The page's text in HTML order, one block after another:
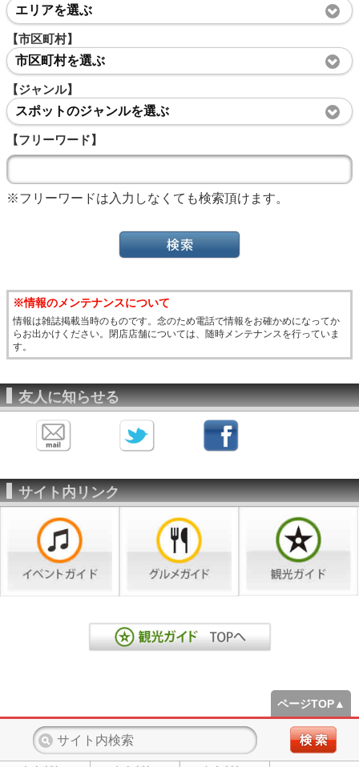
エリアを選ぶ
【市区町村】
市区町村を選ぶ
【ジャンル】
スポットのジャンルを選ぶ
【フリーワード】
※フリーワードは入力しなくても検索頂けます。
※情報のメンテナンスについて
情報は雑誌掲載当時のものです。念のため電話で情報をお確かめになってか
らお出かけください。閉店店舗については、随時メンテナンスを行っていま
す。
友人に知らせる
サイト内リンク
ページTOP▲